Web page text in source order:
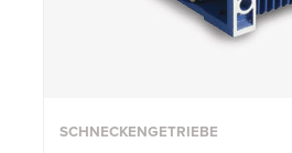
SCHNECKENGETRIEBE